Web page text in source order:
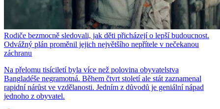
Rodiče bezmocně sledovali, jak děti přicházejí o lepší budoucnost.
Odvážný plán proměnil jejich největšího nepřítele v nečekanou
záchranu
Na přelomu tisíciletí byla více než polovina obyvatelstva
Bangladéše negramotná. Během čtvrt století ale stát zaznamenal
rapidní nárůst ve vzdělanosti. Jedním z důvodů je geniální nápad
jednoho z obyvatel.